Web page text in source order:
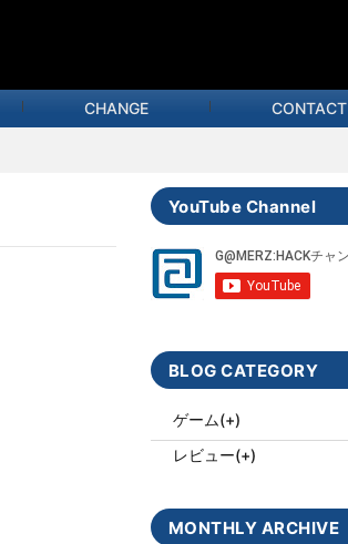
CHANGE CONTACT
YouTube Channel
BLOG CATEGORY
ゲーム(+)
レビュー(+)
MONTHLY ARCHIVE